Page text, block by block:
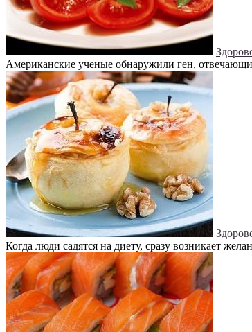
Американские ученые обнаружили ген,
Когда люди садятся на диету, сразу возникает